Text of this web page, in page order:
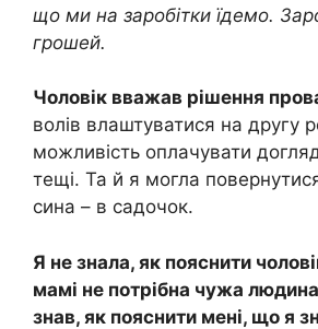
що ми на заробітки їдемо.
грошей.
Чоловік вважав рішення
волів влаштуватися на другу
можливість оплачувати
тещі. Та й я могла
сина – в садочок.
Я не знала, як пояснити
мамі не потрібна чужа
знав, як пояснити мені, що я